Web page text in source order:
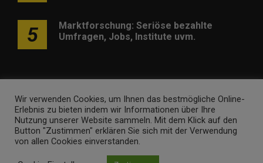
5
Marktforschung: Seriöse bezahlte
Umfragen, Jobs, Institute uvm.
Werben Kontakt Impressum Newsletter
marketing-trendinformationen.de • Marken- und
Wir verwenden Cookies, um Ihnen das bestmögliche Online-
Erlebnis zu bieten indem wir Informationen über Ihre
Nutzung unserer Website sammeln. Mit dem Klick auf den
Button "Zustimmen" erklären Sie sich mit der Verwendung
von allen Cookies einverstanden.